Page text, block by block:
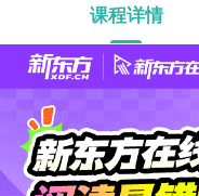
课程详情